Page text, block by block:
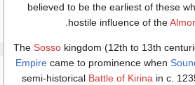
believed to be the earliest of these
hostile influence of the
The Sosso kingdom (12th to 13th
Empire came to prominence when
semi-historical Battle of Kirina in c.